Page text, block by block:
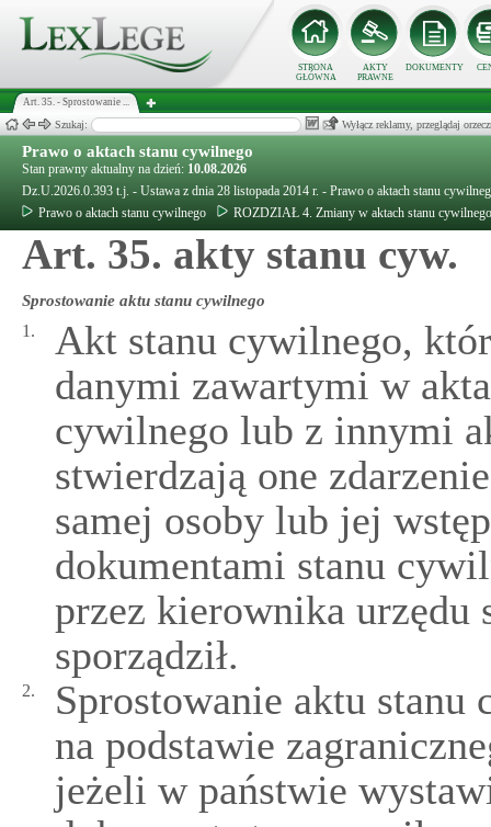
STRONA
GŁÓWNA
AKTY
PRAWNE
DOKUMENTY
Art. 35. - Sprostowanie ...
Szukaj: Wyłącz reklamy, przeglądaj
Prawo o aktach stanu cywilnego
Stan prawny aktualny na dzień: 10.08.2026
Dz.U.2026.0.393 t.j. - Ustawa z dnia 28 listopada 2014 r. - Prawo o aktach stanu
Prawo o aktach stanu cywilnego
ROZDZIAŁ 4. Zmiany w aktach stanu cywilnego
Art. 35. akty stanu cyw.
Sprostowanie aktu stanu cywilnego
1.
Akt stanu cywilnego,
danymi zawartymi w
cywilnego lub z innymi
stwierdzają one
samej osoby lub jej
dokumentami stanu
przez kierownika
sporządził.
2.
Sprostowanie aktu stanu
na podstawie
jeżeli w państwie